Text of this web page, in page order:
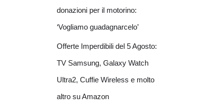
donazioni per il motorino:
‘Vogliamo guadagnarcelo’
Offerte Imperdibili del 5 Agosto:
TV Samsung, Galaxy Watch
Ultra2, Cuffie Wireless e molto
altro su Amazon